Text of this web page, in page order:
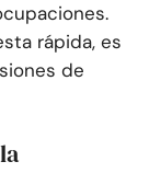
rápida, es
de